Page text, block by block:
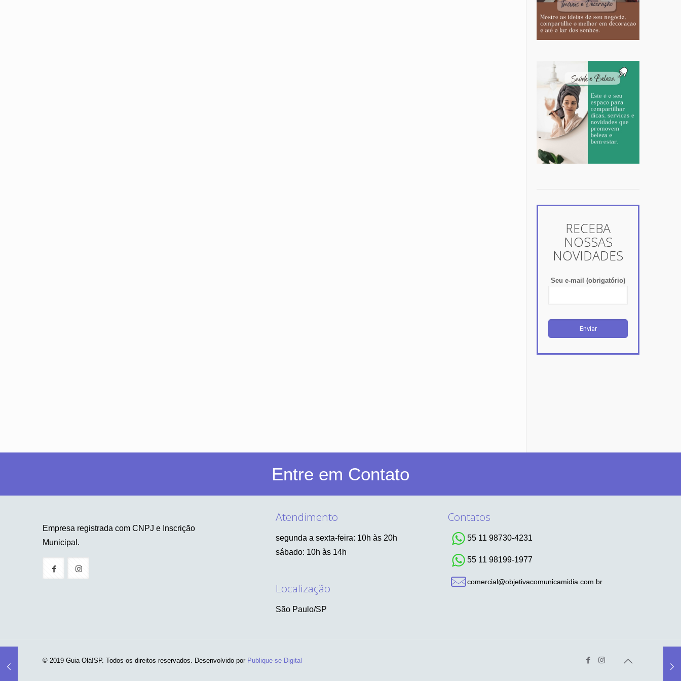
RECEBA
NOSSAS
NOVIDADES
Seu e-mail (obrigatório)
Entre em Contato
Empresa registrada com CNPJ e Inscrição
Municipal.
Atendimento
segunda a sexta-feira: 10h às 20h
sábado: 10h às 14h
Localização
São Paulo/SP
Contatos
55 11 98730-4231
55 11 98199-1977
comercial@objetivacomunicamidia.com.br
© 2019 Guia Olá!SP. Todos os direitos reservados. Desenvolvido por Publique-se Digital